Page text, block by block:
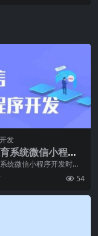
发
系统微信小程序
应注意什么问题
统微信小程序开发时，
注意许多关键问题。这
会影响应用
54